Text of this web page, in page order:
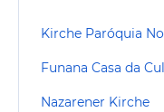
Nazarener Kirche